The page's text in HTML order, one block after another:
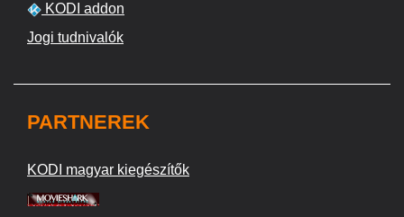
KODI addon
Jogi tudnivalók
PARTNEREK
KODI magyar kiegészítők